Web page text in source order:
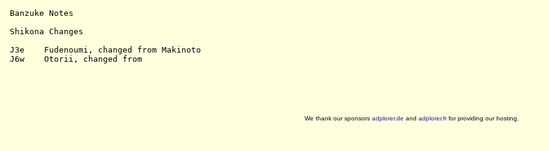
Banzuke Notes
Shikona Changes
J3e    Fudenoumi, changed from Makinoto
We thank our sponsors adplorer.de and adplorer.frfor providing our hosting.